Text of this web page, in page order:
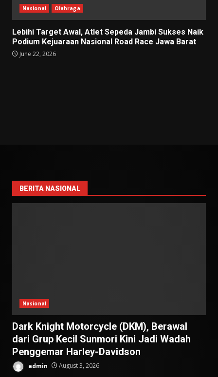
Nasional Olahraga
Lebihi Target Awal, Atlet Sepeda Jambi Sukses Naik
Podium Kejuaraan Nasional Road Race Jawa Barat
June 22, 2026
BERITA NASIONAL
Nasional
Dark Knight Motorcycle (DKM), Berawal
dari Grup Kecil Sunmori Kini Jadi Wadah
Penggemar Harley-Davidson
admin August 3, 2026